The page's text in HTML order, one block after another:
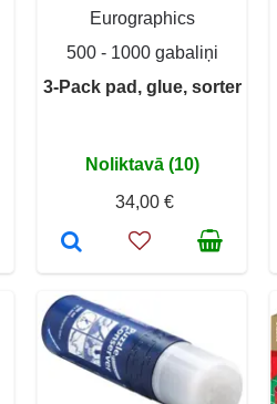
Eurographics
500 - 1000 gabaliņi
3-Pack pad, glue, sorter
Noliktavā (10)
34,00 €